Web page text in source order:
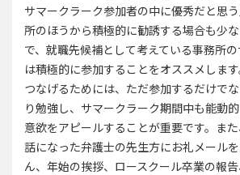
サマークラーク参加者の中に優秀だと思
所のほうから積極的に勧誘する場合も少
で、就職先候補として考えている事務所
は積極的に参加することをオススメしま
つなげるためには、ただ参加するだけで
り勉強し、サマークラーク期間中も能動
意欲をアピールすることが重要です。ま
話になった弁護士の先生方にお礼メール
ん、年始の挨拶、ロースクール卒業の報